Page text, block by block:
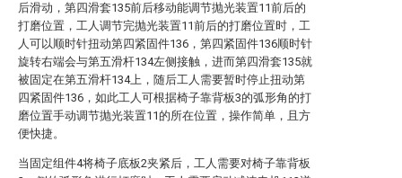
后滑动，第四滑套135前后移动能调节抛光装置11前后的
打磨位置，工人调节完抛光装置11前后的打磨位置时，工
人可以顺时针扭动第四紧固件136，第四紧固件136顺时针
旋转右端会与第五滑杆134左侧接触，进而第四滑套135就
被固定在第五滑杆134上，随后工人需要暂时停止扭动第
四紧固件136，如此工人可根据椅子靠背板3的弧形角的打
磨位置手动调节抛光装置11的所在位置，操作简单，且方
便快捷。
当固定组件4将椅子底板2夹紧后，工人需要对椅子靠背板